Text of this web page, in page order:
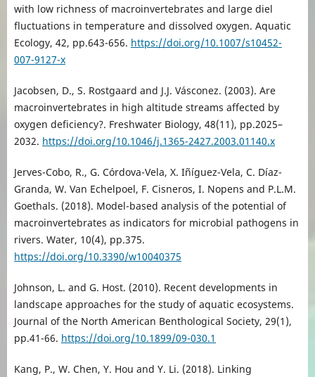
with low richness of macroinvertebrates and large diel
fluctuations in temperature and dissolved oxygen. Aquatic
Ecology, 42, pp.643-656. https://doi.org/10.1007/s10452-
007-9127-x
Jacobsen, D., S. Rostgaard and J.J. Vásconez. (2003). Are
macroinvertebrates in high altitude streams affected by
oxygen deficiency?. Freshwater Biology, 48(11), pp.2025–
2032. https://doi.org/10.1046/j.1365-2427.2003.01140.x
Jerves-Cobo, R., G. Córdova-Vela, X. Iñíguez-Vela, C. Díaz-
Granda, W. Van Echelpoel, F. Cisneros, I. Nopens and P.L.M.
Goethals. (2018). Model-based analysis of the potential of
macroinvertebrates as indicators for microbial pathogens in
rivers. Water, 10(4), pp.375.
https://doi.org/10.3390/w10040375
Johnson, L. and G. Host. (2010). Recent developments in
landscape approaches for the study of aquatic ecosystems.
Journal of the North American Benthological Society, 29(1),
pp.41-66. https://doi.org/10.1899/09-030.1
Kang, P., W. Chen, Y. Hou and Y. Li. (2018). Linking